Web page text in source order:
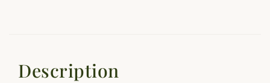
Description